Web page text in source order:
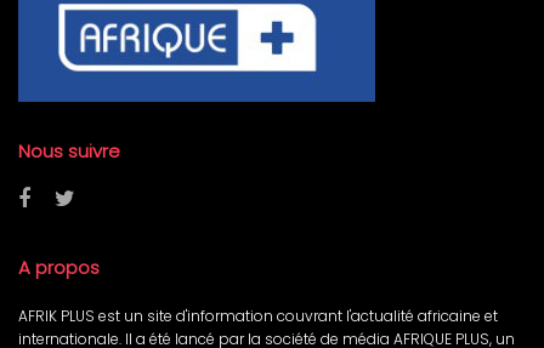
Nous suivre
A propos
AFRIK PLUS est un site d'information couvrant l'actualité africaine et
internationale. Il a été lancé par la société de média AFRIQUE PLUS, un